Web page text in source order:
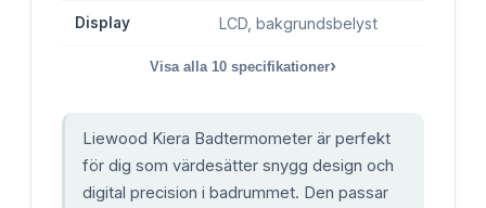
Display LCD, bakgrundsbelyst
Visa alla 10 specifikationer›
Liewood Kiera Badtermometer är perfekt
för dig som värdesätter snygg design och
digital precision i badrummet. Den passar